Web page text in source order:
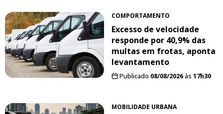
COMPORTAMENTO
Excesso de velocidade
responde por 40,9% das
multas em frotas, aponta
levantamento
Publicado 08/08/2026às 17h30
MOBILIDADE URBANA